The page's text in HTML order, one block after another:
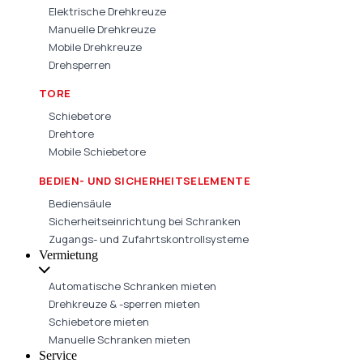
Elektrische Drehkreuze
Manuelle Drehkreuze
Mobile Drehkreuze
Drehsperren
TORE
Schiebetore
Drehtore
Mobile Schiebetore
BEDIEN- UND SICHERHEITSELEMENTE
Bediensäule
Sicherheitseinrichtung bei Schranken
Zugangs- und Zufahrtskontrollsysteme
Vermietung
Automatische Schranken mieten
Drehkreuze & -sperren mieten
Schiebetore mieten
Manuelle Schranken mieten
Service